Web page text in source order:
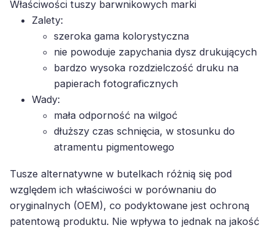
Właściwości tuszy barwnikowych marki
Zalety:
szeroka gama kolorystyczna
nie powoduje zapychania dysz drukujących
bardzo wysoka rozdzielczość druku na
papierach fotograficznych
Wady:
mała odporność na wilgoć
dłuższy czas schnięcia, w stosunku do
atramentu pigmentowego
Tusze alternatywne w butelkach różnią się pod
względem ich właściwości w porównaniu do
oryginalnych (OEM), co podyktowane jest ochroną
patentową produktu. Nie wpływa to jednak na jakość